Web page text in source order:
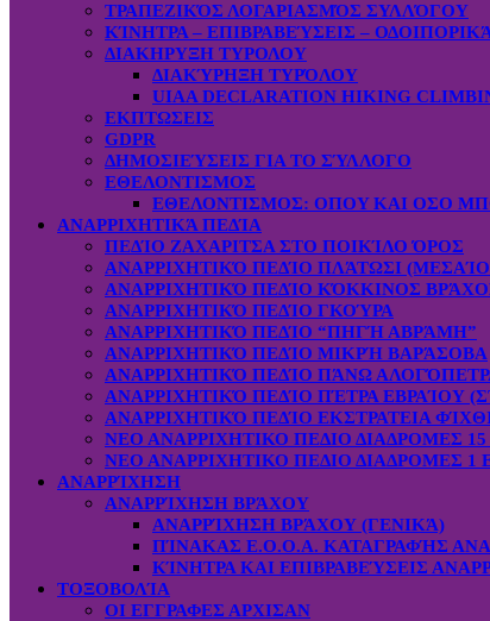
ΤΡΑΠΕΖΙΚΌΣ ΛΟΓΑΡΙΑΣΜΌΣ ΣΥΛΛΌΓΟΥ
ΚΊΝΗΤΡΑ – ΕΠΙΒΡΑΒΕΎΣΕΙΣ –
ΔΙΑΚΗΡΥΞΗ ΤΥΡΟΛΟΥ
ΔΙΑΚΎΡΗΞΗ ΤΥΡΌΛΟΥ
UIAA DECLARATION HIKING
ΕΚΠΤΩΣΕΙΣ
GDPR
ΔΗΜΟΣΙΕΎΣΕΙΣ ΓΙΑ ΤΟ ΣΎΛΛΟΓΟ
ΕΘΕΛΟΝΤΙΣΜΟΣ
ΕΘΕΛΟΝΤΙΣΜΟΣ: OΠOY KAI ΟΣΟ
ΑΝΑΡΡΙΧΗΤΙΚΆ ΠΕΔΊΑ
ΠΕΔΊΟ ΖΑΧΑΡΙΤΣΑ ΣΤΟ ΠΟΙΚΊΛΟ ΌΡΟΣ
ΑΝΑΡΡΙΧΗΤΙΚΌ ΠΕΔΊΟ ΠΛΆΤΩΣΙ
ΑΝΑΡΡΙΧΗΤΙΚΌ ΠΕΔΊΟ ΚΌΚΚΙΝΟΣ
ΑΝΑΡΡΙΧΗΤΙΚΌ ΠΕΔΊΟ ΓΚΟΎΡΑ
ΑΝΑΡΡΙΧΗΤΙΚΌ ΠΕΔΊΟ “ΠΗΓΉ ΑΒΡΆΜΗ”
ΑΝΑΡΡΙΧΗΤΙΚΌ ΠΕΔΊΟ ΜΙΚΡΉ ΒΑΡΆΣΟΒΑ
ΑΝΑΡΡΙΧΗΤΙΚΌ ΠΕΔΊΟ ΠΆΝΩ
ΑΝΑΡΡΙΧΗΤΙΚΌ ΠΕΔΊΟ ΠΈΤΡΑ ΕΒΡΑΊΟΥ
ΑΝΑΡΡΙΧΗΤΙΚΌ ΠΕΔΊΟ ΕΚΣΤΡΑΤΕΙΑ
ΝΕΟ ΑΝΑΡΡΙΧΗΤΙΚΟ ΠΕΔΙΟ ΔΙΑΔΡΟΜΕΣ 15
ΝΕΟ ΑΝΑΡΡΙΧΗΤΙΚΟ ΠΕΔΙΟ ΔΙΑΔΡΟΜΕΣ 1
ΑΝΑΡΡΊΧΗΣΗ
ΑΝΑΡΡΊΧΗΣΗ ΒΡΆΧΟΥ
ΑΝΑΡΡΊΧΗΣΗ ΒΡΆΧΟΥ (ΓΕΝΙΚΆ)
ΠΊΝΑΚΑΣ Ε.Ο.Ο.Α. ΚΑΤΑΓΡΑΦΉΣ
ΚΊΝΗΤΡΑ ΚΑΙ ΕΠΙΒΡΑΒΕΎΣΕΙΣ
ΤΟΞΟΒΟΛΊΑ
ΟΙ ΕΓΓΡΑΦΕΣ ΑΡΧΙΣΑΝ